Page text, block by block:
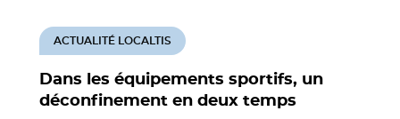
Dans les équipements sportifs, un
déconfinement en deux temps
ACTUALITÉ LOCALTIS